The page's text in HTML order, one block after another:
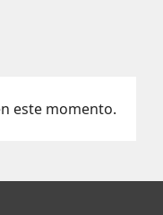
este momento.